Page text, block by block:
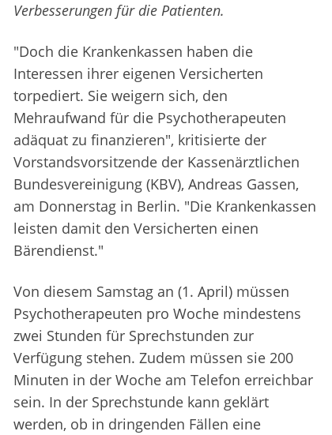
Verbesserungen für die Patienten.
"Doch die Krankenkassen haben die
Interessen ihrer eigenen Versicherten
torpediert. Sie weigern sich, den
Mehraufwand für die Psychotherapeuten
adäquat zu finanzieren", kritisierte der
Vorstandsvorsitzende der Kassenärztlichen
Bundesvereinigung (KBV), Andreas Gassen,
am Donnerstag in Berlin. "Die Krankenkassen
leisten damit den Versicherten einen
Bärendienst."
Von diesem Samstag an (1. April) müssen
Psychotherapeuten pro Woche mindestens
zwei Stunden für Sprechstunden zur
Verfügung stehen. Zudem müssen sie 200
Minuten in der Woche am Telefon erreichbar
sein. In der Sprechstunde kann geklärt
werden, ob in dringenden Fällen eine